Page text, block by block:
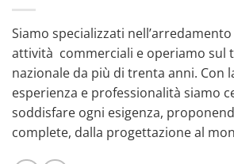
Siamo specializzati
attività commerciali e operiamo sul
nazionale da più di trenta anni. Con
esperienza e professionalità siamo
soddisfare ogni esigenza,
complete, dalla progettazione al